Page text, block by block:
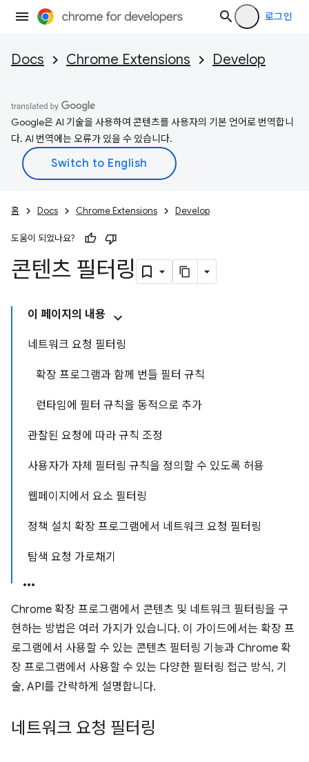
로그인
Docs Chrome Extensions Develop
Google은 AI 기술을 사용하여 콘텐츠를 사용자의 기본 언어로 번역합니
다. AI 번역에는 오류가 있을 수 있습니다.
홈 Docs Chrome Extensions Develop
도움이 되었나요?
콘텐츠 필터링
이 페이지의 내용
네트워크 요청 필터링
확장 프로그램과 함께 번들 필터 규칙
런타임에 필터 규칙을 동적으로 추가
관찰된 요청에 따라 규칙 조정
사용자가 자체 필터링 규칙을 정의할 수 있도록 허용
웹페이지에서 요소 필터링
정책 설치 확장 프로그램에서 네트워크 요청 필터링
탐색 요청 가로채기
Chrome 확장 프로그램에서 콘텐츠 및 네트워크 필터링을 구
현하는 방법은 여러 가지가 있습니다. 이 가이드에서는 확장 프
로그램에서 사용할 수 있는 콘텐츠 필터링 기능과 Chrome 확
장 프로그램에서 사용할 수 있는 다양한 필터링 접근 방식, 기
술, API를 간략하게 설명합니다.
네트워크 요청 필터링